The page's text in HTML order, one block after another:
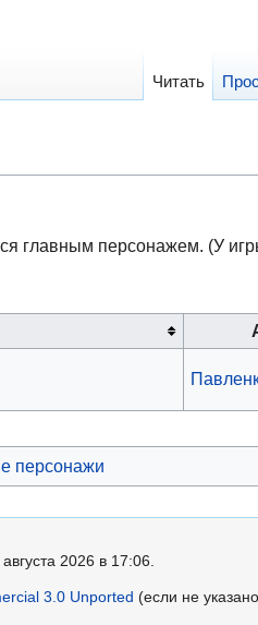
главным персонажем. (У
персонажи
Читать
2026 в 17:06.
3.0 Unported (если не